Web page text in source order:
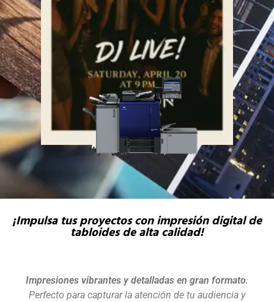
¡Impulsa tus proyectos con impresión digital de
tabloides de alta calidad!
Impresiones vibrantes y detalladas en gran formato.
Perfecto para capturar la atención de tu audiencia y